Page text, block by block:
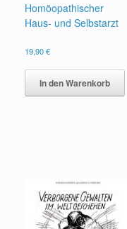
Homöopathischer
Haus- und Selbstarzt
19,90€
In den Warenkorb